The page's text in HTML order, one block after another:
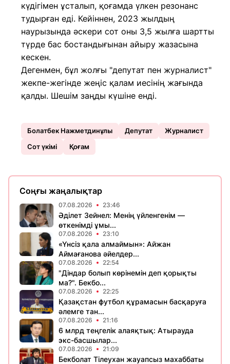
күдігімен ұсталып, қоғамда үлкен резонанс
тудырған еді. Кейіннен, 2023 жылдың
наурызында әскери сот оны 3,5 жылға шартты
түрде бас бостандығынан айыру жазасына
кескен.
Дегенмен, бұл жолғы "депутат пен журналист"
жекпе-жегінде жеңіс қалам иесінің жағында
қалды. Шешім заңды күшіне енді.
Болатбек Нажметдинұлы Депутат
Журналист
Сот үкімі
Қоғам
Соңғы жаңалықтар
07.08.2026 23:46
Әділет Зейнел: Менің үйленгенім —
өткенімді ұмы...
07.08.2026 23:10
«Үнсіз қала алмаймын»: Айжан
Аймағанова әйелдер...
07.08.2026 22:54
"Діндар болып көрінемін деп қорықты
ма?". Бекбо...
07.08.2026 22:25
Қазақстан футбол құрамасын басқаруға
әлемге тан...
07.08.2026 21:16
6 млрд теңгелік алаяқтық: Атырауда
экс-басшылар...
07.08.2026 21:09
Бекболат Тілеухан жауапсыз махаббаты